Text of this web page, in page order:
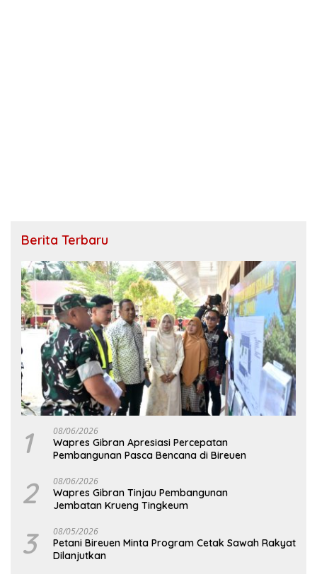
Berita Terbaru
1 08/06/2026
Wapres Gibran Apresiasi Percepatan
Pembangunan Pasca Bencana di Bireuen
2 08/06/2026
Wapres Gibran Tinjau Pembangunan
Jembatan Krueng Tingkeum
3 08/05/2026
Petani Bireuen Minta Program Cetak Sawah Rakyat
Dilanjutkan